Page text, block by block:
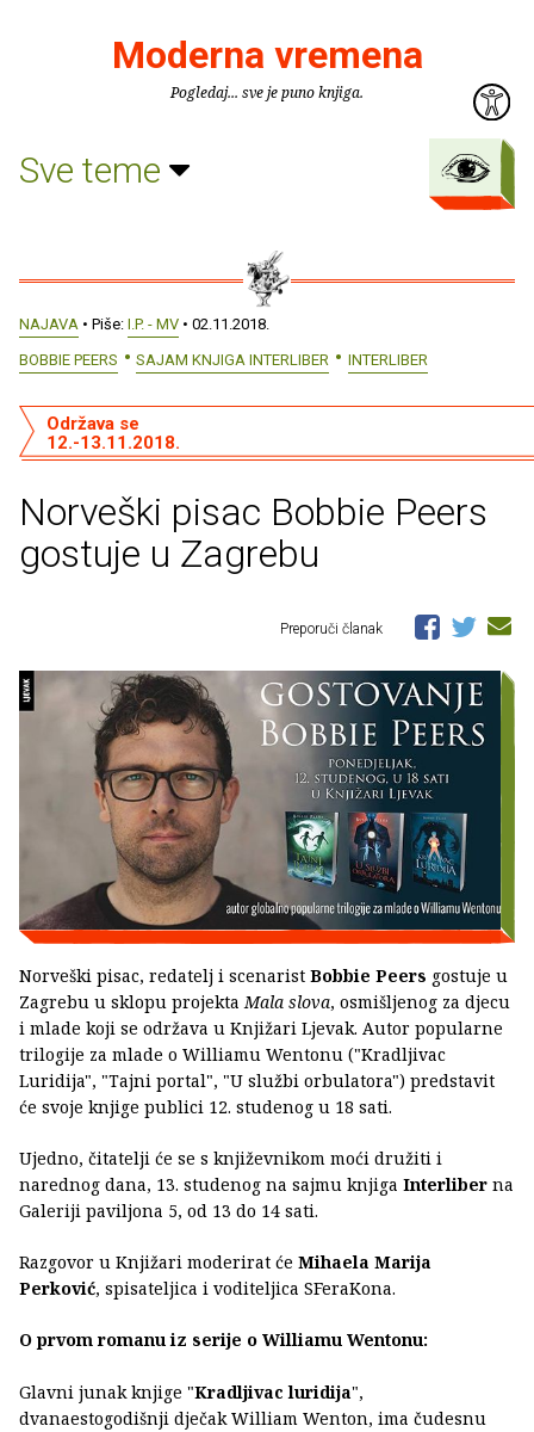
Moderna vremena
Pogledaj... sve je puno knjiga.
Sve teme
NAJAVA • Piše: I.P. - MV • 02.11.2018.
BOBBIE PEERS
SAJAM KNJIGA INTERLIBER INTERLIBER
Norveški pisac Bobbie Peers
gostuje u Zagrebu
Održava se
12.-13.11.2018.
Preporuči članak
Norveški pisac, redatelj i scenarist Bobbie Peers gostuje u
Zagrebu u sklopu projektaMala slova, osmišljenog za djecu
i mlade koji se održava u Knjižari Ljevak. Autor popularne
trilogije za mlade o Williamu Wentonu ("Kradljivac
Luridija", "Tajni portal", "U službi orbulatora") predstavit
će svoje knjige publici 12. studenog u 18 sati.
Ujedno, čitatelji će se s književnikom moći družiti i
narednog dana, 13. studenog na sajmu knjiga Interliber na
Galeriji paviljona 5, od 13 do 14 sati.
Razgovor u Knjižari moderirat će Mihaela Marija
Perković, spisateljica i voditeljica SFeraKona.
O prvom romanu iz serije o Williamu Wentonu:
Glavni junak knjige "Kradljivac luridija",
dvanaestogodišnji dječak William Wenton, ima čudesnu